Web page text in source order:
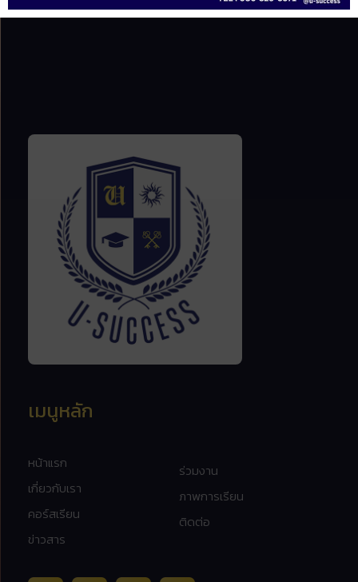
เมนูหลัก
หน้าแรก
เกี่ยวกับเรา
คอร์สเรียน
ข่าวสาร
ร่วมงาน
ภาพการเรียน
ติดต่อ